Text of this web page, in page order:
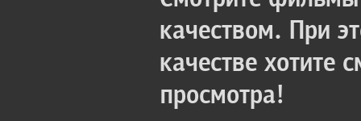
качеством. При
качестве хотите
просмотра!